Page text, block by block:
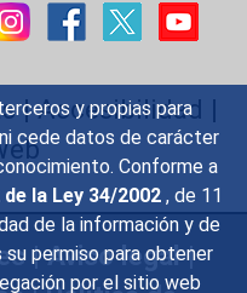
y propias para
cede datos de carácter
Conforme a
la Ley 34/2002 , de 11
de la información y de
permiso para obtener
por el sitio web
|Accesibilidad |
|Aviso legal|